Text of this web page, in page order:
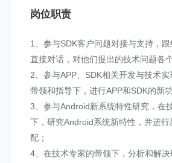
岗位职责
1、参与SDK客户问题对接与支持，
直接对话，对他们提出的技术问题各
2、参与APP、SDK相关开发与技术
带领和指导下，进行APP和SDK的新
3、参与Android新系统特性研究，在
下，研究Android系统新特性，并进
配；
4、在技术专家的带领下，分析和解